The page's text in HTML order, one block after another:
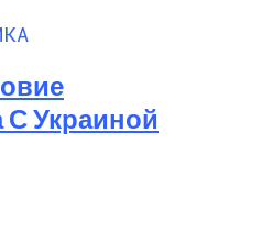
С Украиной